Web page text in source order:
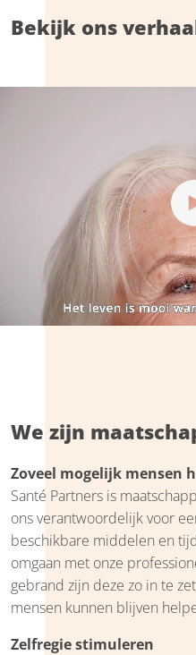
Bekijk ons
We zijn
Zoveel mogelijk mensen
Santé Partners is
ons verantwoordelijk voor
beschikbare middelen en
omgaan met onze
gebrand zijn deze zo in te
mensen kunnen blijven
Zelfregie stimuleren